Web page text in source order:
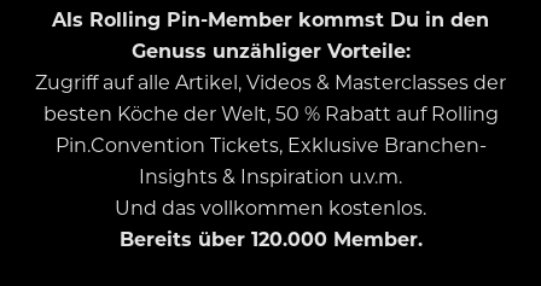
Als Rolling Pin-Member kommst Du in den
Genuss unzähliger Vorteile:
Zugriff auf alle Artikel, Videos & Masterclasses der
besten Köche der Welt, 50 % Rabatt auf Rolling
Pin.Convention Tickets, Exklusive Branchen-
Insights & Inspiration u.v.m.
Und das vollkommen kostenlos.
Bereits über 120.000 Member.